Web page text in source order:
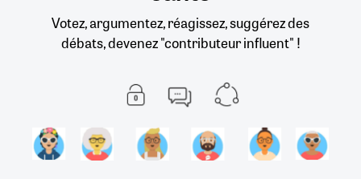
Votez, argumentez, réagissez, suggérez des
débats, devenez "contributeur influent" !